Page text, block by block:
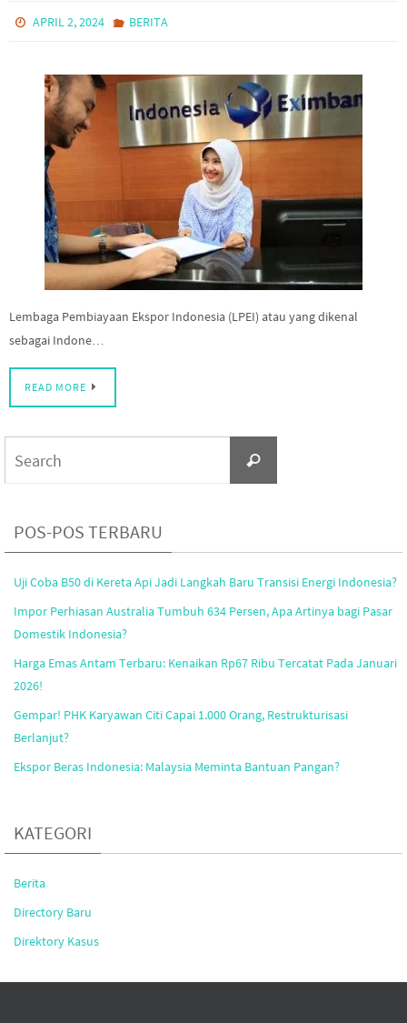
APRIL 2, 2024 BERITA
Lembaga Pembiayaan Ekspor Indonesia (LPEI) atau yang dikenal
sebagai Indone…
READ MORE
Search
POS-POS TERBARU
Uji Coba B50 di Kereta Api Jadi Langkah Baru Transisi Energi Indonesia?
Impor Perhiasan Australia Tumbuh 634 Persen, Apa Artinya bagi Pasar
Domestik Indonesia?
Harga Emas Antam Terbaru: Kenaikan Rp67 Ribu Tercatat Pada Januari
2026!
Gempar! PHK Karyawan Citi Capai 1.000 Orang, Restrukturisasi
Berlanjut?
Ekspor Beras Indonesia: Malaysia Meminta Bantuan Pangan?
KATEGORI
Berita
Directory Baru
Direktory Kasus